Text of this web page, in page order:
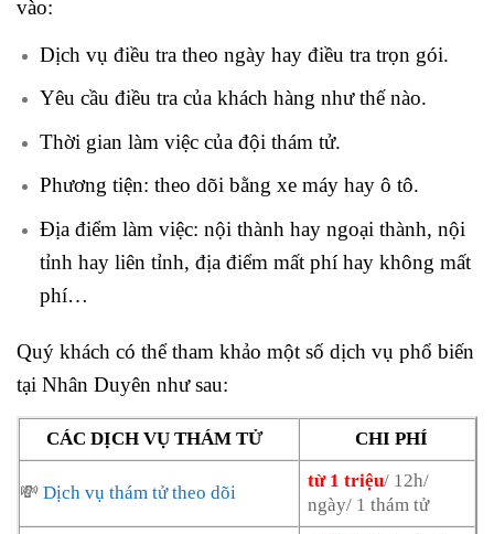
vào:
Dịch vụ điều tra theo ngày hay điều tra trọn gói.
Yêu cầu điều tra của khách hàng như thế nào.
Thời gian làm việc của đội thám tử.
Phương tiện: theo dõi bằng xe máy hay ô tô.
Địa điểm làm việc: nội thành hay ngoại thành, nội
tỉnh hay liên tỉnh, địa điểm mất phí hay không mất
phí…
Quý khách có thể tham khảo một số dịch vụ phổ biến
tại Nhân Duyên như sau:
CÁC DỊCH VỤ THÁM TỬ CHI PHÍ
💸 Dịch vụ thám tử theo dõi
từ 1 triệu/ 12h/
ngày/ 1 thám tử